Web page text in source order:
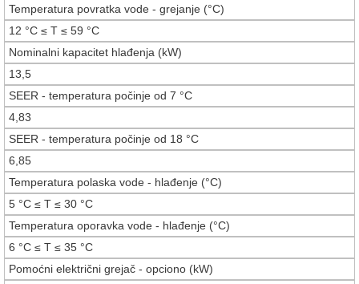
Temperatura povratka vode - grejanje (°C)
12 °C ≤ T ≤ 59 °C
Nominalni kapacitet hlađenja (kW)
13,5
SEER - temperatura počinje od 7 °C
4,83
SEER - temperatura počinje od 18 °C
6,85
Temperatura polaska vode - hlađenje (°C)
5 °C ≤ T ≤ 30 °C
Temperatura oporavka vode - hlađenje (°C)
6 °C ≤ T ≤ 35 °C
Pomoćni električni grejač - opciono (kW)